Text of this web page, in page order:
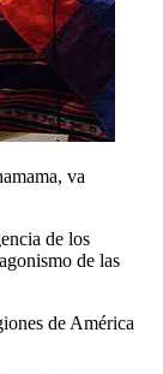
va
de los
de las
de América